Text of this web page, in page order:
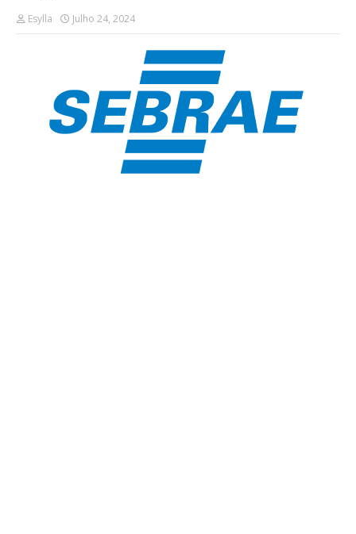
Esylla Julho 24, 2024